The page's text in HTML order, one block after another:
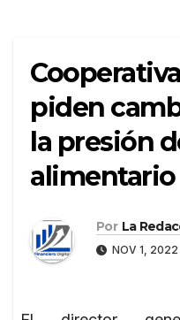
piden
la presión
alimentario
Por La
NOV 1, 2022